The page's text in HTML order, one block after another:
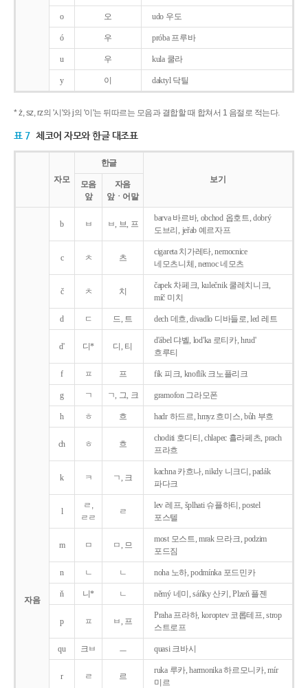
o 오 udo 우도
ó 우 próba 프루바
u 우 kula 쿨라
y 이 daktyl 닥틸
* ż, sz, rz의 '시'와 j의 '이'는 뒤따르는 모음과 결합할 때 합쳐서 1 음절로 적는다.
표 7 체코어 자모와 한글 대조표
자모
한글
보기
모음
앞
자음
앞ㆍ어말
자음
b ㅂ ㅂ, 브, 프
barva 바르바, obchod 옵호트, dobrý
도브리, jeřab 예르자프
c ㅊ 츠
cigareta 치가레타, nemocnice
네모츠니체, nemoc 네모츠
č ㅊ 치
čapek 차페크, kulečnik 쿨레치니크,
míč 미치
d ㄷ 드, 트 dech 데흐, divadlo 디바들로, led 레트
d' 디* 디, 티
d'ábel 댜벨, lod'ka 로티카, hrud'
흐루티
f ㅍ 프 fík 피크, knoflík 크노플리크
g ㄱ ㄱ, 그, 크 gramofon 그라모폰
h ㅎ 흐 hadr 하드르, hmyz 흐미스, bůh 부흐
ch ㅎ 흐
choditi 호디티, chlapec 흘라페츠, prach
프라흐
k ㅋ ㄱ, 크
kachna 카흐나, nikdy 니크디, padák
파다크
l
ㄹ,
ㄹㄹ
ㄹ
lev 레프, šplhati 슈플하티, postel
포스텔
m ㅁ ㅁ, 므
most 모스트, mrak 므라크, podzim
포드짐
n ㄴ ㄴ noha 노하, podmínka 포드민카
ň 니* ㄴ němý 네미, sáňky 산키, Plzeň 플젠
p ㅍ ㅂ, 프
Praha 프라하, koroptev 코롭테프, strop
스트로프
qu 크ㅂ ㅡ quasi 크바시
r ㄹ 르
ruka 루카, harmonika 하르모니카, mír
미르